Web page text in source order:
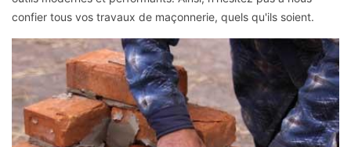
confier tous vos travaux de maçonnerie, quels qu'ils soient.